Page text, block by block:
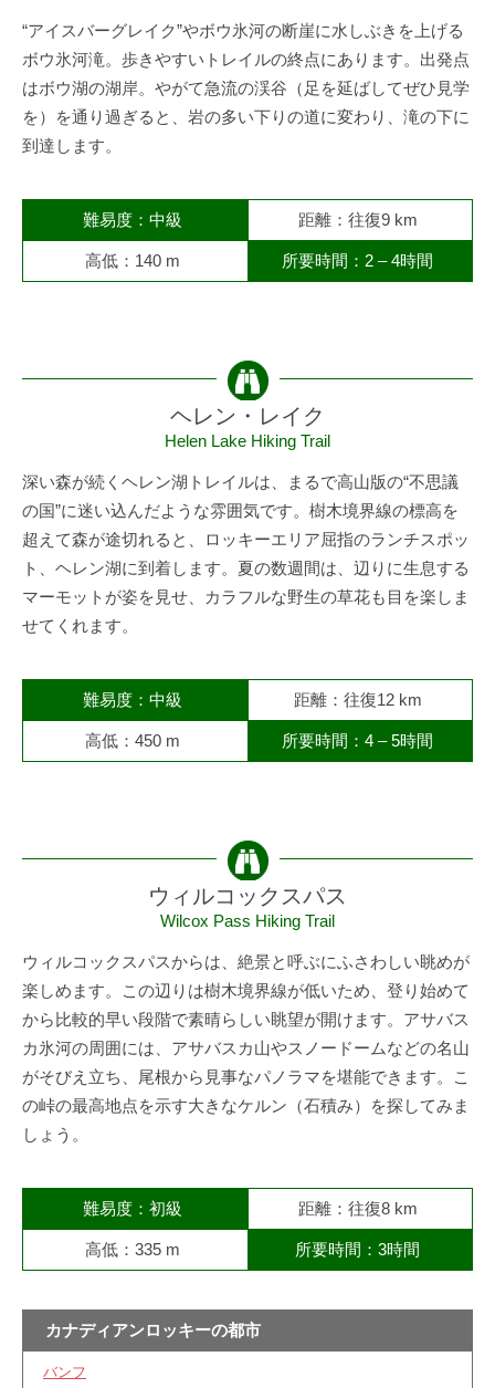
“アイスバーグレイク”やボウ氷河の断崖に水しぶきを上げる
ボウ氷河滝。歩きやすいトレイルの終点にあります。出発点
はボウ湖の湖岸。やがて急流の渓谷（足を延ばしてぜひ見学
を）を通り過ぎると、岩の多い下りの道に変わり、滝の下に
到達します。
難易度：中級 距離：往復9 km
高低：140 m 所要時間：2 – 4時間
ヘレン・レイク
Helen Lake Hiking Trail
深い森が続くヘレン湖トレイルは、まるで高山版の“不思議
の国”に迷い込んだような雰囲気です。樹木境界線の標高を
超えて森が途切れると、ロッキーエリア屈指のランチスポッ
ト、ヘレン湖に到着します。夏の数週間は、辺りに生息する
マーモットが姿を見せ、カラフルな野生の草花も目を楽しま
せてくれます。
難易度：中級 距離：往復12 km
高低：450 m 所要時間：4 – 5時間
ウィルコックスパス
Wilcox Pass Hiking Trail
ウィルコックスパスからは、絶景と呼ぶにふさわしい眺めが
楽しめます。この辺りは樹木境界線が低いため、登り始めて
から比較的早い段階で素晴らしい眺望が開けます。アサバス
カ氷河の周囲には、アサバスカ山やスノードームなどの名山
がそびえ立ち、尾根から見事なパノラマを堪能できます。こ
の峠の最高地点を示す大きなケルン（石積み）を探してみま
しょう。
難易度：初級 距離：往復8 km
高低：335 m 所要時間：3時間
カナディアンロッキーの都市
バンフ